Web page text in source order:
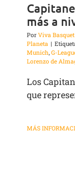
más a
PorViva Basquet
Planeta |
Munich,G-
Lorenzo de
Los
que
MÁS